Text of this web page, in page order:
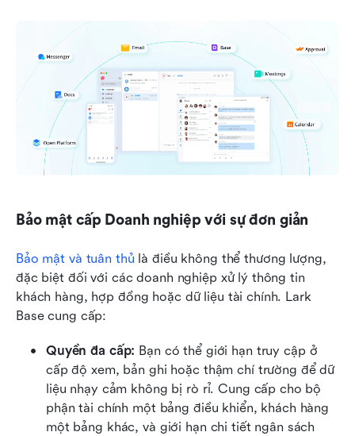
Bảo mật cấp Doanh nghiệp với sự đơn giản
Bảo mật và tuân thủ là điều không thể thương lượng,
đặc biệt đối với các doanh nghiệp xử lý thông tin
khách hàng, hợp đồng hoặc dữ liệu tài chính. Lark
Base cung cấp:
Quyền đa cấp: Bạn có thể giới hạn truy cập ở
cấp độ xem, bản ghi hoặc thậm chí trường để dữ
liệu nhạy cảm không bị rò rỉ. Cung cấp cho bộ
phận tài chính một bảng điều khiển, khách hàng
một bảng khác, và giới hạn chi tiết ngân sách